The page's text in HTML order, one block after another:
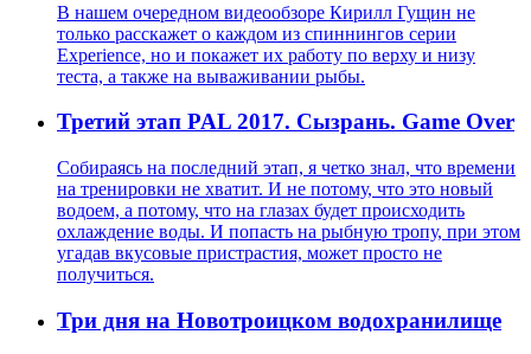
В нашем очередном видеообзоре Кирилл Гущин не
только расскажет о каждом из спиннингов серии
Experience, но и покажет их работу по верху и низу
теста, а также на вываживании рыбы.
Третий этап PAL 2017. Сызрань. Game Over
Собираясь на последний этап, я четко знал, что времени
на тренировки не хватит. И не потому, что это новый
водоем, а потому, что на глазах будет происходить
охлаждение воды. И попасть на рыбную тропу, при этом
угадав вкусовые пристрастия, может просто не
получиться.
Три дня на Новотроицком водохранилище